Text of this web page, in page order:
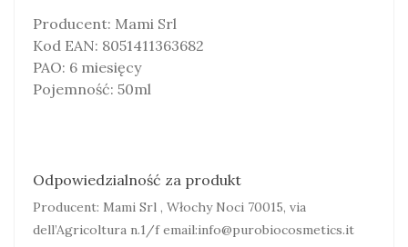
Producent: Mami Srl
Kod EAN: 8051411363682
PAO: 6 miesięcy
Pojemność: 50ml
Odpowiedzialność za produkt
Producent: Mami Srl , Włochy Noci 70015, via
dell’Agricoltura n.1/f email:info@purobiocosmetics.it